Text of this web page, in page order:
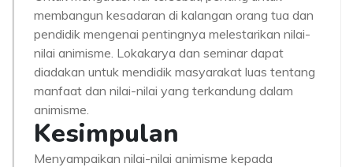
membangun kesadaran di kalangan orang tua dan
pendidik mengenai pentingnya melestarikan nilai-
nilai animisme. Lokakarya dan seminar dapat
diadakan untuk mendidik masyarakat luas tentang
manfaat dan nilai-nilai yang terkandung dalam
animisme.
Kesimpulan
Menyampaikan nilai-nilai animisme kepada